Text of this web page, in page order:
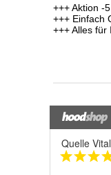
Quelle Vital